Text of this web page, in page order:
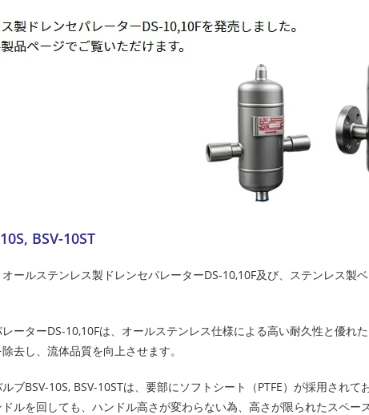
BSV-10ST
ールステンレス製ドレンセパレーターDS-10,10F及び、ステンレス製
ーターDS-10,10Fは、オールステンレス仕様による高い耐久性と優れ
去し、流体品質を向上させます。
ブBSV-10S, BSV-10STは、要部にソフトシート（PTFE）が採用され
ルを回しても、ハンドル高さが変わらない為、高さが限られたスペー